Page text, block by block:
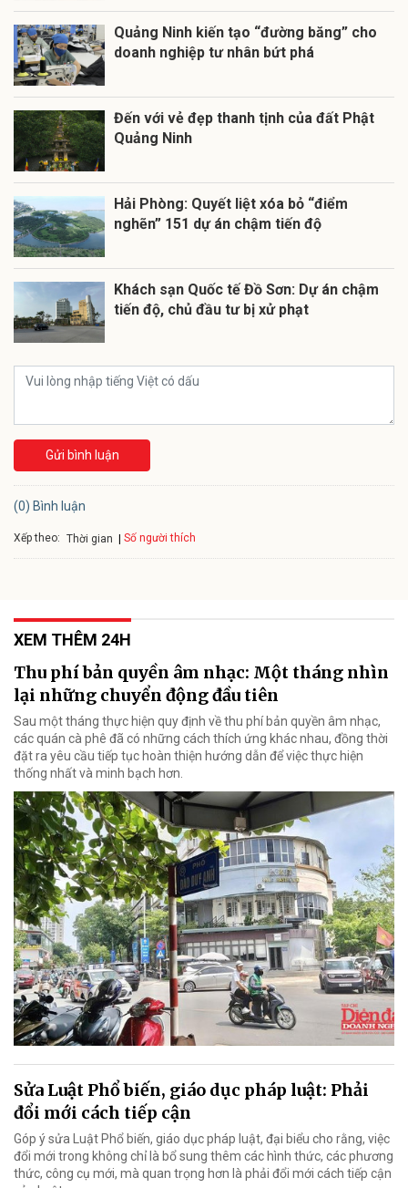
Quảng Ninh kiến tạo “đường băng” cho
doanh nghiệp tư nhân bứt phá
Đến với vẻ đẹp thanh tịnh của đất Phật
Quảng Ninh
Hải Phòng: Quyết liệt xóa bỏ “điểm
nghẽn” 151 dự án chậm tiến độ
Khách sạn Quốc tế Đồ Sơn: Dự án chậm
tiến độ, chủ đầu tư bị xử phạt
Gửi bình luận
(0) Bình luận
Xếp theo: Thời gian Số người thích
XEM THÊM 24H
Thu phí bản quyền âm nhạc: Một tháng nhìn
lại những chuyển động đầu tiên
Sau một tháng thực hiện quy định về thu phí bản quyền âm nhạc,
các quán cà phê đã có những cách thích ứng khác nhau, đồng thời
đặt ra yêu cầu tiếp tục hoàn thiện hướng dẫn để việc thực hiện
thống nhất và minh bạch hơn.
Sửa Luật Phổ biến, giáo dục pháp luật: Phải
đổi mới cách tiếp cận
Góp ý sửa Luật Phổ biến, giáo dục pháp luật, đại biểu cho rằng, việc
đổi mới trong không chỉ là bổ sung thêm các hình thức, các phương
thức, công cụ mới, mà quan trọng hơn là phải đổi mới cách tiếp cận